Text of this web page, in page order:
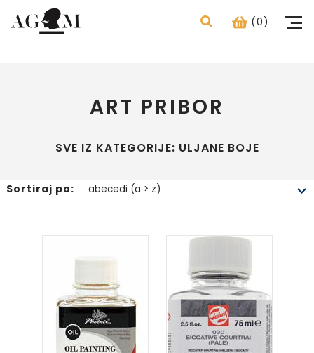
(0)
ART PRIBOR
SVE IZ KATEGORIJE: ULJANE BOJE
Sortiraj po: